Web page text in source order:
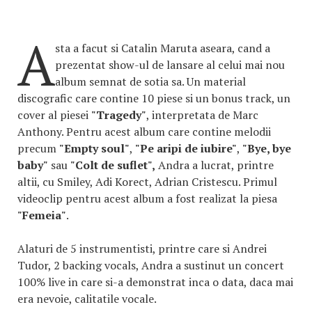
Asta a facut si Catalin Maruta aseara, cand a
prezentat show-ul de lansare al celui mai nou
album semnat de sotia sa. Un material
discografic care contine 10 piese si un bonus track, un
cover al piesei "Tragedy", interpretata de Marc
Anthony. Pentru acest album care contine melodii
precum "Empty soul", "Pe aripi de iubire", "Bye, bye
baby" sau "Colt de suflet", Andra a lucrat, printre
altii, cu Smiley, Adi Korect, Adrian Cristescu. Primul
videoclip pentru acest album a fost realizat la piesa
"Femeia".
Alaturi de 5 instrumentisti, printre care si Andrei
Tudor, 2 backing vocals, Andra a sustinut un concert
100% live in care si-a demonstrat inca o data, daca mai
era nevoie, calitatile vocale.